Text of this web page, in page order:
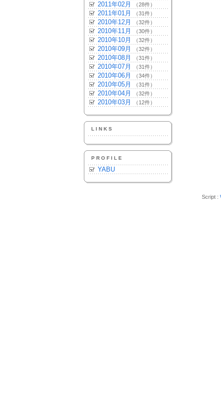
2011年02月 （28件）
2011年01月 （31件）
2010年12月 （32件）
2010年11月 （30件）
2010年10月 （32件）
2010年09月 （32件）
2010年08月 （31件）
2010年07月 （31件）
2010年06月 （34件）
2010年05月 （31件）
2010年04月 （32件）
2010年03月 （12件）
LINKS
PROFILE
YABU
Script :